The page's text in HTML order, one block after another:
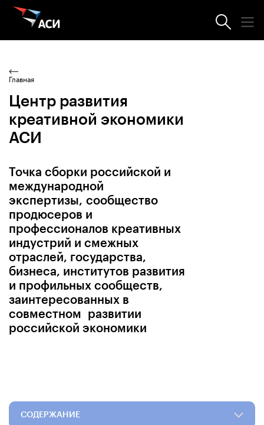
Главная
Центр развития
креативной экономики
АСИ
Точка сборки российской и
международной
экспертизы, сообщество
продюсеров и
профессионалов креативных
индустрий и смежных
отраслей, государства,
бизнеса, институтов развития
и профильных сообществ,
заинтересованных в
совместном развитии
российской экономики
СОДЕРЖАНИЕ